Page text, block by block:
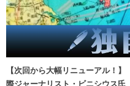
【次回から大幅リニューアル！
際ジャーナリスト・ビニシウス氏